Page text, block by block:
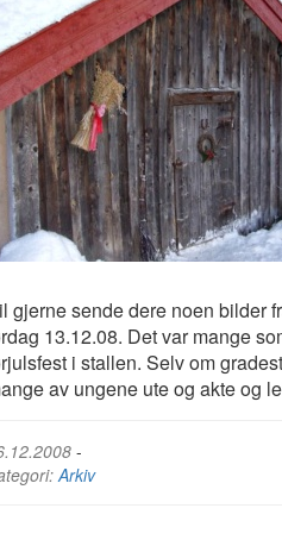
gjerne sende dere noen bilder
13.12.08. Det var mange
i stallen. Selv om
av ungene ute og akte og
-
Arkiv